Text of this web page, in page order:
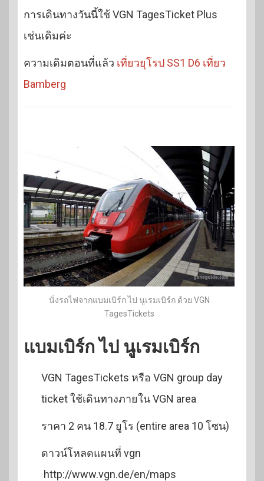
การเดินทางวันนี้ใช้ VGN TagesTicket Plus
เช่นเดิมค่ะ
ความเดิมตอนที่แล้ว เที่ยวยุโรป SS1 D6 เที่ยว
Bamberg
นั่งรถไฟจากแบมเบิร์ก ไป นูเรมเบิร์ก ด้วย VGN
TagesTickets
แบมเบิร์ก ไป นูเรมเบิร์ก
VGN TagesTickets หรือ VGN group day
ticket ใช้เดินทางภายใน VGN area
ราคา 2 คน 18.7 ยูโร (entire area 10 โซน)
ดาวน์โหลดแผนที่ vgn
http://www.vgn.de/en/maps